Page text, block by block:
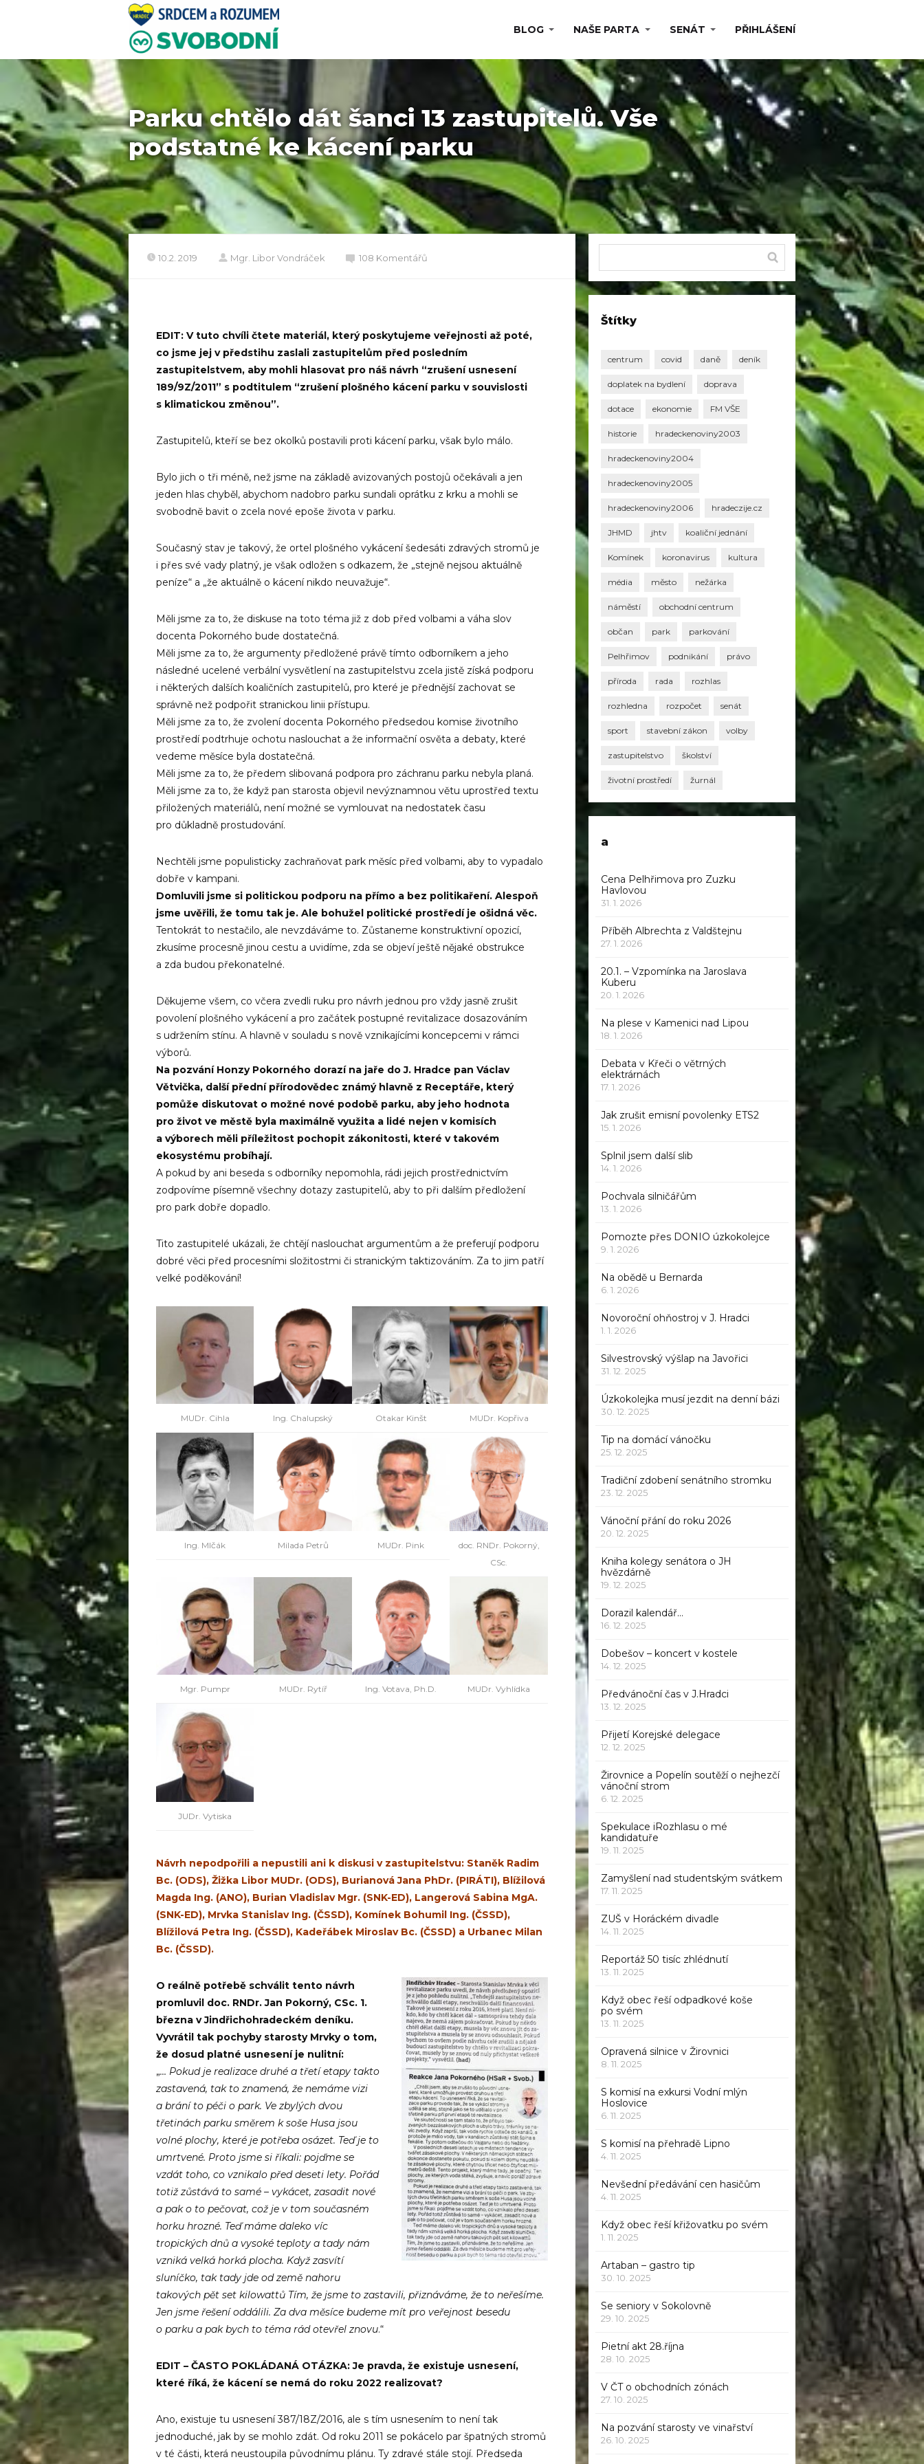
BLOG NAŠE PARTA SENÁT PŘIHLÁŠENÍ
Parku chtělo dát šanci 13 zastupitelů. Vše
podstatné ke kácení parku
10.2. 2019 Mgr. Libor Vondráček 108 Komentářů
EDIT: V tuto chvíli čtete materiál, který poskytujeme veřejnosti až poté,
co jsme jej v předstihu zaslali zastupitelům před posledním
zastupitelstvem, aby mohli hlasovat pro náš návrh “zrušení usnesení
189/9Z/2011” s podtitulem “zrušení plošného kácení parku v souvislosti
s klimatickou změnou”.
Zastupitelů, kteří se bez okolků postavili proti kácení parku, však bylo málo.
Bylo jich o tři méně, než jsme na základě avizovaných postojů očekávali a jen
jeden hlas chyběl, abychom nadobro parku sundali oprátku z krku a mohli se
svobodně bavit o zcela nové epoše života v parku.
Současný stav je takový, že ortel plošného vykácení šedesáti zdravých stromů je
i přes své vady platný, je však odložen s odkazem, že „stejně nejsou aktuálně
peníze“ a „že aktuálně o kácení nikdo neuvažuje“.
Měli jsme za to, že diskuse na toto téma již z dob před volbami a váha slov
docenta Pokorného bude dostatečná.
Měli jsme za to, že argumenty předložené právě tímto odborníkem a jeho
následné ucelené verbální vysvětlení na zastupitelstvu zcela jistě získá podporu
i některých dalších koaličních zastupitelů, pro které je přednější zachovat se
správně než podpořit stranickou linii přístupu.
Měli jsme za to, že zvolení docenta Pokorného předsedou komise životního
prostředí podtrhuje ochotu naslouchat a že informační osvěta a debaty, které
vedeme měsíce byla dostatečná.
Měli jsme za to, že předem slibovaná podpora pro záchranu parku nebyla planá.
Měli jsme za to, že když pan starosta objevil nevýznamnou větu uprostřed textu
přiložených materiálů, není možné se vymlouvat na nedostatek času
pro důkladně prostudování.
Nechtěli jsme populisticky zachraňovat park měsíc před volbami, aby to vypadalo
dobře v kampani.
Domluvili jsme si politickou podporu na přímo a bez politikaření. Alespoň
jsme uvěřili, že tomu tak je. Ale bohužel politické prostředí je ošidná věc.
Tentokrát to nestačilo, ale nevzdáváme to. Zůstaneme konstruktivní opozicí,
zkusíme procesně jinou cestu a uvidíme, zda se objeví ještě nějaké obstrukce
a zda budou překonatelné.
Děkujeme všem, co včera zvedli ruku pro návrh jednou pro vždy jasně zrušit
povolení plošného vykácení a pro začátek postupné revitalizace dosazováním
s udržením stínu. A hlavně v souladu s nově vznikajícími koncepcemi v rámci
výborů.
Na pozvání Honzy Pokorného dorazí na jaře do J. Hradce pan Václav
Větvička, další přední přírodovědec známý hlavně z Receptáře, který
pomůže diskutovat o možné nové podobě parku, aby jeho hodnota
pro život ve městě byla maximálně využita a lidé nejen v komisích
a výborech měli příležitost pochopit zákonitosti, které v takovém
ekosystému probíhají.
A pokud by ani beseda s odborníky nepomohla, rádi jejich prostřednictvím
zodpovíme písemně všechny dotazy zastupitelů, aby to při dalším předložení
pro park dobře dopadlo.
Tito zastupitelé ukázali, že chtějí naslouchat argumentům a že preferují podporu
dobré věci před procesními složitostmi či stranickým taktizováním. Za to jim patří
velké poděkování!
MUDr. Cihla Ing. Chalupský Otakar Kinšt MUDr. Kopřiva
Ing. Mlčák Milada Petrů MUDr. Pink
doc. RNDr. Pokorný,
CSc.
Mgr. Pumpr MUDr. Rytíř Ing. Votava, Ph.D. MUDr. Vyhlídka
JUDr. Vytiska
Návrh nepodpořili a nepustili ani k diskusi v zastupitelstvu: Staněk Radim
Bc. (ODS), Žižka Libor MUDr. (ODS), Burianová Jana PhDr. (PIRÁTI), Blížilová
Magda Ing. (ANO), Burian Vladislav Mgr. (SNK-ED), Langerová Sabina MgA.
(SNK-ED), Mrvka Stanislav Ing. (ČSSD), Komínek Bohumil Ing. (ČSSD),
Blížilová Petra Ing. (ČSSD), Kadeřábek Miroslav Bc. (ČSSD) a Urbanec Milan
Bc. (ČSSD).
O reálně potřebě schválit tento návrh
promluvil doc. RNDr. Jan Pokorný, CSc. 1.
března v Jindřichohradeckém deníku.
Vyvrátil tak pochyby starosty Mrvky o tom,
že dosud platné usnesení je nulitní:
„… Pokud je realizace druhé a třetí etapy takto
zastavená, tak to znamená, že nemáme vizi
a brání to péči o park. Ve zbylých dvou
třetinách parku směrem k soše Husa jsou
volné plochy, které je potřeba osázet. Teď je to
umrtvené. Proto jsme si říkali: pojďme se
vzdát toho, co vznikalo před deseti lety. Pořád
totiž zůstává to samé – vykácet, zasadit nové
a pak o to pečovat, což je v tom současném
horku hrozné. Teď máme daleko víc
tropických dnů a vysoké teploty a tady nám
vzniká velká horká plocha. Když zasvítí
sluníčko, tak tady jde od země nahoru
takových pět set kilowattů Tím, že jsme to zastavili, přiznáváme, že to neřešíme.
Jen jsme řešení oddálili. Za dva měsíce budeme mít pro veřejnost besedu
o parku a pak bych to téma rád otevřel znovu.“
EDIT – ČASTO POKLÁDANÁ OTÁZKA: Je pravda, že existuje usnesení,
které říká, že kácení se nemá do roku 2022 realizovat?
Ano, existuje tu usnesení387/18Z/2016, ale s tím usnesením to není tak
jednoduché, jak by se mohlo zdát. Od roku 2011 se pokácelo par špatných stromů
v té části, která neustoupila původnímu plánu. Ty zdravé stále stojí. Předseda
Štítky
centrum covid daně deník
doplatek na bydlení doprava
dotace ekonomie FM VŠE
historie hradeckenoviny2003
hradeckenoviny2004
hradeckenoviny2005
hradeckenoviny2006 hradeczije.cz
JHMD jhtv koaliční jednání
Komínek koronavirus kultura
média město nežárka
náměstí obchodní centrum
občan park parkování
Pelhřimov podnikání právo
příroda rada rozhlas
rozhledna rozpočet senát
sport stavební zákon volby
zastupitelstvo školství
životní prostředí žurnál
a
Cena Pelhřimova pro Zuzku
Havlovou
31. 1. 2026
Příběh Albrechta z Valdštejnu
27. 1. 2026
20.1. – Vzpomínka na Jaroslava
Kuberu
20. 1. 2026
Na plese v Kamenici nad Lipou
18. 1. 2026
Debata v Křeči o větrných
elektrárnách
17. 1. 2026
Jak zrušit emisní povolenky ETS2
15. 1. 2026
Splnil jsem další slib
14. 1. 2026
Pochvala silničářům
13. 1. 2026
Pomozte přes DONIO úzkokolejce
9. 1. 2026
Na obědě u Bernarda
6. 1. 2026
Novoroční ohňostroj v J. Hradci
1. 1. 2026
Silvestrovský výšlap na Javořici
31. 12. 2025
Úzkokolejka musí jezdit na denní bázi
30. 12. 2025
Tip na domácí vánočku
25. 12. 2025
Tradiční zdobení senátního stromku
23. 12. 2025
Vánoční přání do roku 2026
20. 12. 2025
Kniha kolegy senátora o JH
hvězdárně
19. 12. 2025
Dorazil kalendář…
16. 12. 2025
Dobešov – koncert v kostele
14. 12. 2025
Předvánoční čas v J.Hradci
13. 12. 2025
Přijetí Korejské delegace
12. 12. 2025
Žirovnice a Popelín soutěží o nejhezčí
vánoční strom
6. 12. 2025
Spekulace iRozhlasu o mé
kandidatuře
19. 11. 2025
Zamyšlení nad studentským svátkem
17. 11. 2025
ZUŠ v Horáckém divadle
14. 11. 2025
Reportáž 50 tisíc zhlédnutí
13. 11. 2025
Když obec řeší odpadkové koše
po svém
13. 11. 2025
Opravená silnice v Žirovnici
8. 11. 2025
S komisí na exkursi Vodní mlýn
Hoslovice
6. 11. 2025
S komisí na přehradě Lipno
4. 11. 2025
Nevšední předávání cen hasičům
4. 11. 2025
Když obec řeší křižovatku po svém
1. 11. 2025
Artaban – gastro tip
30. 10. 2025
Se seniory v Sokolovně
29. 10. 2025
Pietní akt 28.října
28. 10. 2025
V ČT o obchodních zónách
27. 10. 2025
Na pozvání starosty ve vinařství
26. 10. 2025